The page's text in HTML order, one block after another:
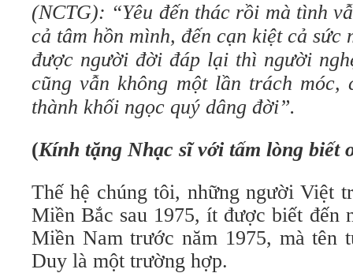
(NCTG): “Yêu đến thác rồi mà tình
cả tâm hồn mình, đến cạn kiệt cả sức
được người đời đáp lại thì người
cũng vẫn không một lần trách
thành khối ngọc quý dâng đời”.
(Kính tặng Nhạc sĩ với tấm lòng biết
Thế hệ chúng tôi, những người Việt
Miền Bắc sau 1975, ít được biết đến
Miền Nam trước năm 1975, mà tên
Duy là một trường hợp.